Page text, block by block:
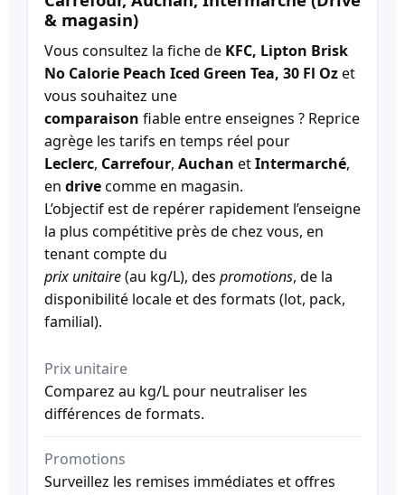
& magasin)
Vous consultez la fiche de KFC, Lipton Brisk
No Calorie Peach Iced Green Tea, 30 Fl Ozet
vous souhaitez une
comparaison fiable entre enseignes ? Reprice
agrège les tarifs en temps réel pour
Leclerc, Carrefour, Auchan etIntermarché,
en drivecomme en magasin.
L’objectif est de repérer rapidement l’enseigne
la plus compétitive près de chez vous, en
tenant compte du
prix unitaire(au kg/L), des promotions, de la
disponibilité locale et des formats (lot, pack,
familial).
Prix unitaire
Comparez au kg/L pour neutraliser les
différences de formats.
Promotions
Surveillez les remises immédiates et offres